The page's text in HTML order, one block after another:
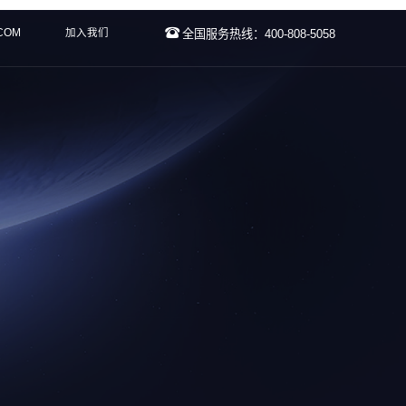
加入我们 全国服务热线：400-808-5058